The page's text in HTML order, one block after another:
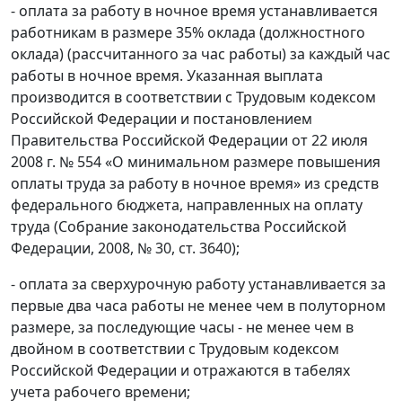
- оплата за работу в ночное время устанавливается
работникам в размере 35% оклада (должностного
оклада) (рассчитанного за час работы) за каждый час
работы в ночное время. Указанная выплата
производится в соответствии с Трудовым кодексом
Российской Федерации и постановлением
Правительства Российской Федерации от 22 июля
2008 г. № 554 «О минимальном размере повышения
оплаты труда за работу в ночное время» из средств
федерального бюджета, направленных на оплату
труда (Собрание законодательства Российской
Федерации, 2008, № 30, ст. 3640);
- оплата за сверхурочную работу устанавливается за
первые два часа работы не менее чем в полуторном
размере, за последующие часы - не менее чем в
двойном в соответствии с Трудовым кодексом
Российской Федерации и отражаются в табелях
учета рабочего времени;